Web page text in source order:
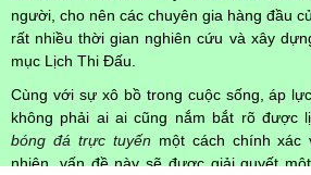
người, cho nên các chuyên gia hàng đầu
rất nhiều thời gian nghiên cứu và xây
mục Lịch Thi Đấu.
Cùng với sự xô bồ trong cuộc sống, áp
không phải ai ai cũng nắm bắt rõ được
bóng đá trực tuyến một cách chính xác
nhiên, vấn đề này sẽ được giải quyết